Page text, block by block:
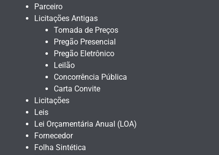
Parceiro
Licitações Antigas
Tomada de Preços
Pregão Presencial
Pregão Eletrônico
Leilão
Concorrência Pública
Carta Convite
Licitações
Leis
Lei Orçamentária Anual (LOA)
Fornecedor
Folha Sintética